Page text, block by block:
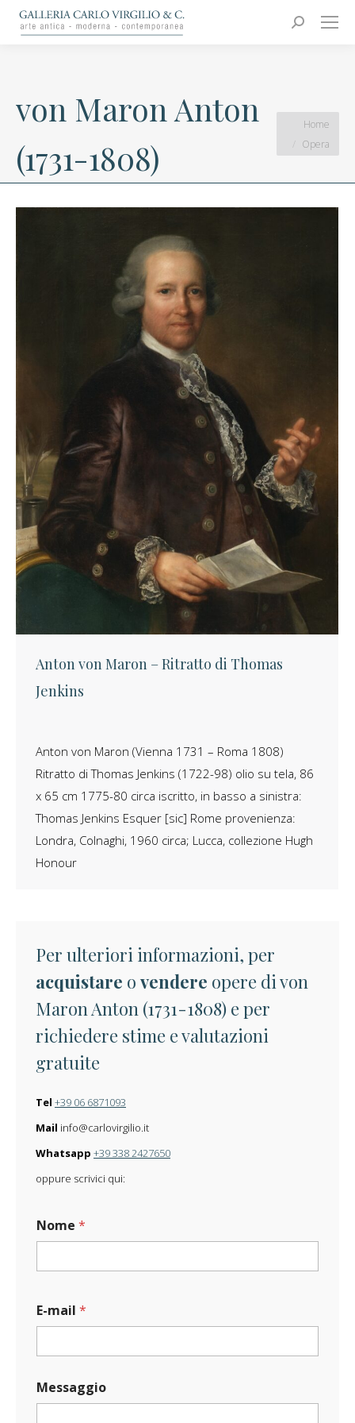
Search:
Carlo Virgilio & C.
Arte moderna e contemporanea
von Maron Anton
(1731-1808)
You are here:
Home
Opera
Anton von Maron – Ritratto di Thomas
Jenkins
Anton von Maron (Vienna 1731 – Roma 1808)
Ritratto di Thomas Jenkins (1722-98) olio su tela, 86
x 65 cm 1775-80 circa iscritto, in basso a sinistra:
Thomas Jenkins Esquer [sic] Rome provenienza:
Londra, Colnaghi, 1960 circa; Lucca, collezione Hugh
Honour
Per ulteriori informazioni, per
acquistare o vendere opere di von
Maron Anton (1731-1808) e per
richiedere stime e valutazioni
gratuite
Tel +39 06 6871093
Mail info@carlovirgilio.it
Whatsapp +39 338 2427650
oppure scrivici qui:
Nome *
E-mail *
o
m
Messaggio